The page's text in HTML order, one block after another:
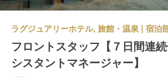
フロントスタッフ【７日間連
シスタントマネージャー】